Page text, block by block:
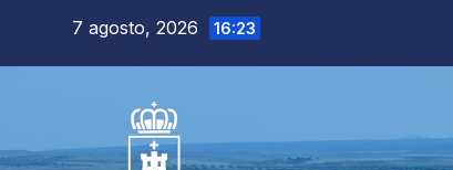
7 agosto, 2026 16:23